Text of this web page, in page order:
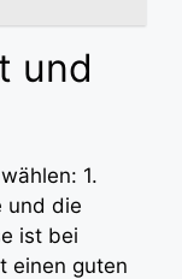
und
1.
und die
ist bei
einen guten